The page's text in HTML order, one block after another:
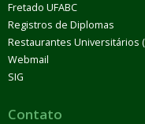
Fretado UFABC
Registros de Diplomas
Restaurantes Universitários
Webmail
SIG
Contato